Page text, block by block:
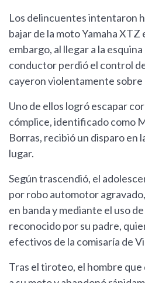
Los delincuentes intentaron
bajar de la moto Yamaha XTZ
embargo, al llegar a la
conductor perdió el control
cayeron violentamente sobre
Uno de ellos logró escapar
cómplice, identificado como
Borras, recibió un disparo en
lugar.
Según trascendió, el
por robo automotor
en banda y mediante el uso
reconocido por su padre,
efectivos de la comisaría de
Tras el tiroteo, el hombre